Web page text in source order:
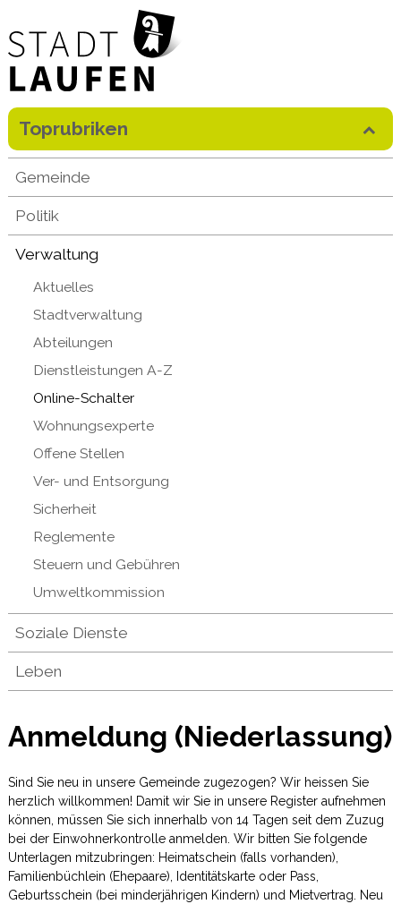
Direkt zum Inhalt springen
Mobilenavigation
Gemeinde
Politik
Verwaltung
Aktuelles
Stadtverwaltung
Abteilungen
Dienstleistungen A-Z
Online-Schalter
Wohnungsexperte
Offene Stellen
Ver- und Entsorgung
Sicherheit
Reglemente
Steuern und Gebühren
Umweltkommission
Soziale Dienste
Leben
Toprubriken
Anmeldung (Niederlassung)
Sind Sie neu in unsere Gemeinde zugezogen? Wir heissen Sie
herzlich willkommen! Damit wir Sie in unsere Register aufnehmen
können, müssen Sie sich innerhalb von 14 Tagen seit dem Zuzug
bei der Einwohnerkontrolle anmelden. Wir bitten Sie folgende
Unterlagen mitzubringen: Heimatschein (falls vorhanden),
Familienbüchlein (Ehepaare), Identitätskarte oder Pass,
Geburtsschein (bei minderjährigen Kindern) und Mietvertrag. Neu